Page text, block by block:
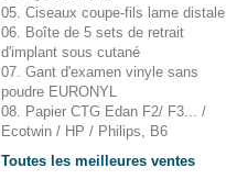
05. Ciseaux coupe-fils lame distale
06. Boîte de 5 sets de retrait
d'implant sous cutané
07. Gant d'examen vinyle sans
poudre EURONYL
08. Papier CTG Edan F2/ F3... /
Ecotwin / HP / Philips, B6
Toutes les meilleures ventes